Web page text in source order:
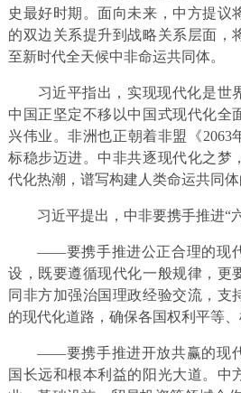
史最好时期。面向未来，中方提议
的双边关系提升到战略关系层面，
至新时代全天候中非命运共同体。
习近平指出，实现现代化是世界
中国正坚定不移以中国式现代化全
兴伟业。非洲也正朝着非盟《2063
标稳步迈进。中非共逐现代化之梦
代化热潮，谱写构建人类命运共同体
习近平提出，中非要携手推进“六
——要携手推进公正合理的现代
设，既要遵循现代化一般规律，更
同非方加强治国理政经验交流，支
的现代化道路，确保各国权利平等、
——要携手推进开放共赢的现代
国长远和根本利益的阳光大道。中